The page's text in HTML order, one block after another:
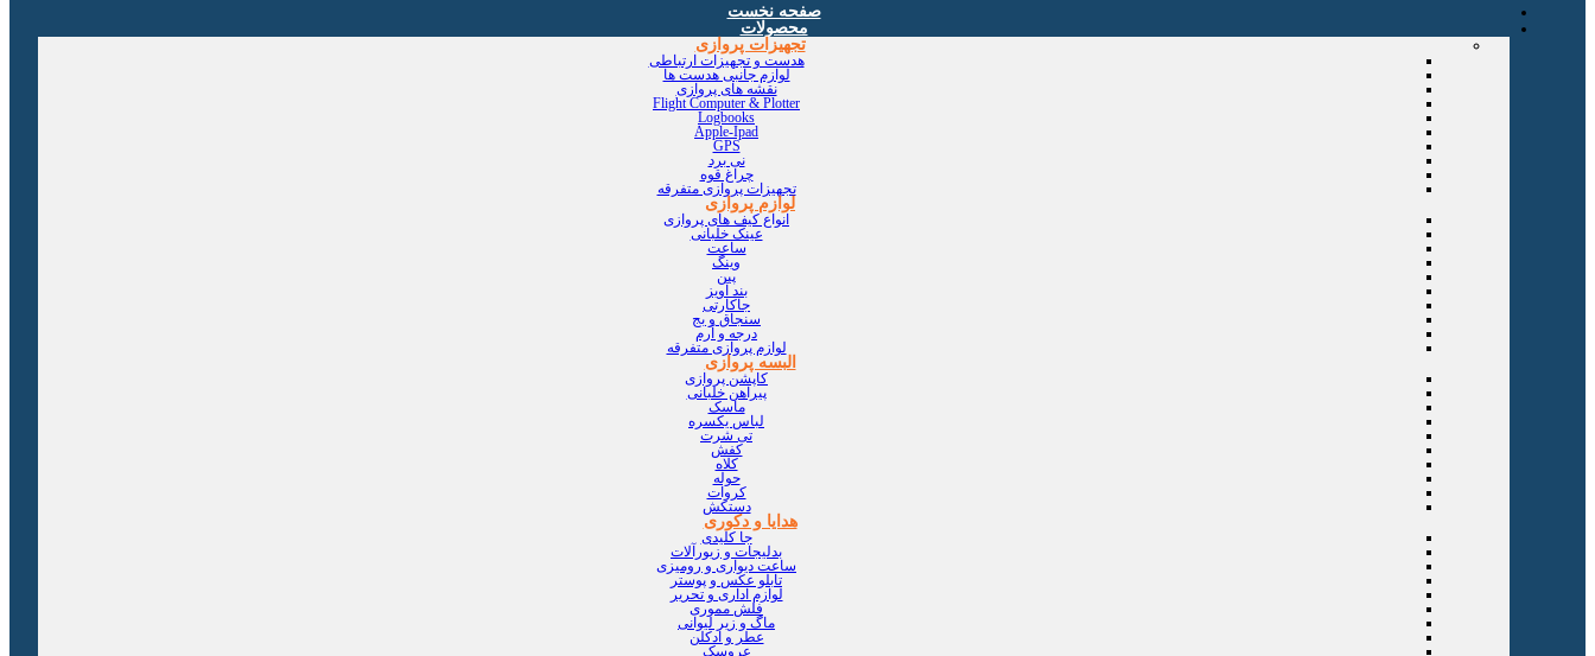
صفحه نخست
محصولات
تجهیزات پروازی
هدست و تجهیزات ارتباطی
لوازم جانبی هدست ها
نقشه های پروازی
Flight Computer & Plotter
Logbooks
Apple-Ipad
GPS
نی برد
چراغ قوه
تجهیزات پروازی متفرقه
لوازم پروازی
انواع کیف های پروازی
عینک خلبانی
ساعت
وینگ
پین
بند آویز
جاکارتی
سنجاق و بج
درجه و آرم
لوازم پروازی متفرقه
البسه پروازی
کاپشن پروازی
پیراهن خلبانی
ماسک
لباس یکسره
تی شرت
کفش
کلاه
حوله
کروات
دستکش
هدایا و دکوری
جا کلیدی
بدلیجات و زیورآلات
ساعت دیواری و رومیزی
تابلو عکس و پوستر
لوازم اداری و تحریر
فلش مموری
ماگ و زیر لیوانی
عطر و ادکلن
عروسک